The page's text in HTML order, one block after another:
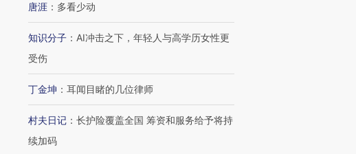
唐涯 ： 多看少动
知识分子 ： AI冲击之下，年轻人与高学历女性更
受伤
丁金坤 ： 耳闻目睹的几位律师
村夫日记 ： 长护险覆盖全国 筹资和服务给予将持
续加码